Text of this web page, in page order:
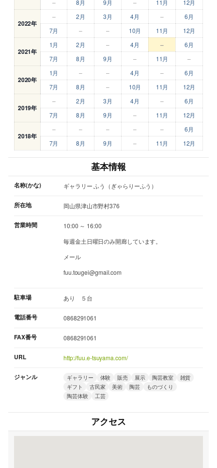
–
8月 9月 – 11月 12月
2022年
– 2月 3月 4月 –
6月
7月
– – 10月 11月 12月
2021年
1月 2月 – 4月 –
6月
7月
8月 9月 – 11月 –
2020年
1月 – – 4月 –
6月
7月
8月 – 10月 11月 12月
2019年
– 2月 3月 4月 –
6月
7月
8月 9月 – 11月 12月
2018年
– – – – –
6月
7月
8月 9月 – 11月 12月
基本情報
名称(かな) ギャラリー ふう（ぎゃらりーふう）
所在地 岡山県津山市野村376
営業時間
10:00 ～ 16:00
毎週金土日曜日のみ開廊しています。
メール
fuu.tougei@gmail.com
駐車場 あり ５台
電話番号 0868291061
FAX番号 0868291061
URL http://fuu.e-tsuyama.com/
ジャンル ギャラリー 体験 販売 展示 陶芸教室
雑貨
ギフト
古民家 美術 陶芸
ものづくり
陶芸体験
工芸
アクセス